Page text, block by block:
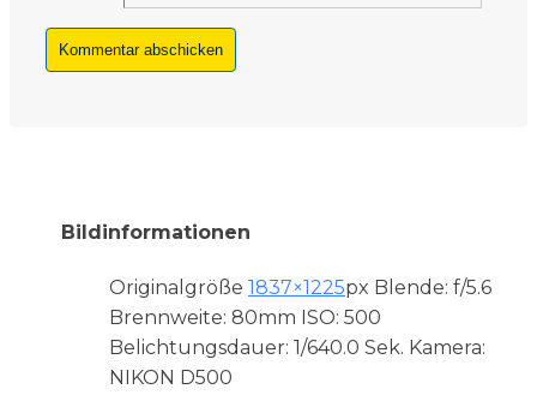
Bildinformationen
Originalgröße 1837×1225px Blende: f/5.6
Brennweite: 80mm ISO: 500
Belichtungsdauer: 1/640.0 Sek. Kamera:
NIKON D500